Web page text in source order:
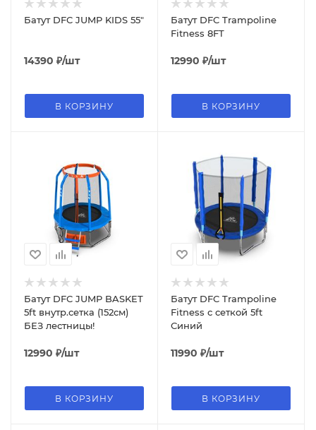
Батут DFC JUMP KIDS 55"
14390 ₽/шт
В КОРЗИНУ
Батут DFC Trampoline
Fitness 8FT
12990 ₽/шт
В КОРЗИНУ
Батут DFC JUMP BASKET
5ft внутр.сетка (152cм)
БЕЗ лестницы!
12990 ₽/шт
В КОРЗИНУ
Батут DFC Trampoline
Fitness с сеткой 5ft
Синий
11990 ₽/шт
В КОРЗИНУ